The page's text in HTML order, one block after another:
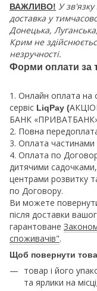
ВАЖЛИВО! У
доставка у
Донецька,
Крим не
незручності.
Форми оплати за
1. Онлайн оплата на
сервіс LiqPay (
БАНК
2. Повна
3. Оплата
4. Оплата по
дитячими
центрами розвитку
по Договору.
Ви можете
після доставки
гарантоване
споживачів".
Щоб повернути
товар і його
та ярлики на місці;